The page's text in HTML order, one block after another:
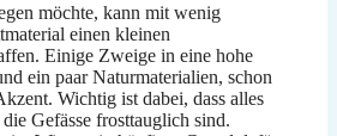
möchte, kann mit wenig
einen kleinen
Einige Zweige in eine hohe
ein paar Naturmaterialien, schon
Wichtig ist dabei, dass alles
Gefässe frosttauglich sind.